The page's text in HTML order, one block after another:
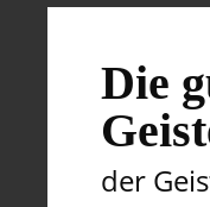
Die
der